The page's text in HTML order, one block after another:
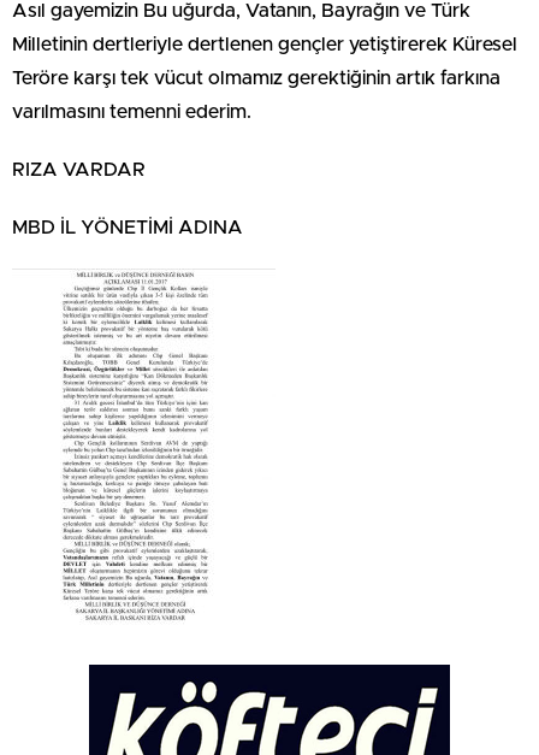
Asıl gayemizin Bu uğurda, Vatanın, Bayrağın ve Türk
Milletinin dertleriyle dertlenen gençler yetiştirerek Küresel
Teröre karşı tek vücut olmamız gerektiğinin artık farkına
varılmasını temenni ederim.
RIZA VARDAR
MBD İL YÖNETİMİ ADINA